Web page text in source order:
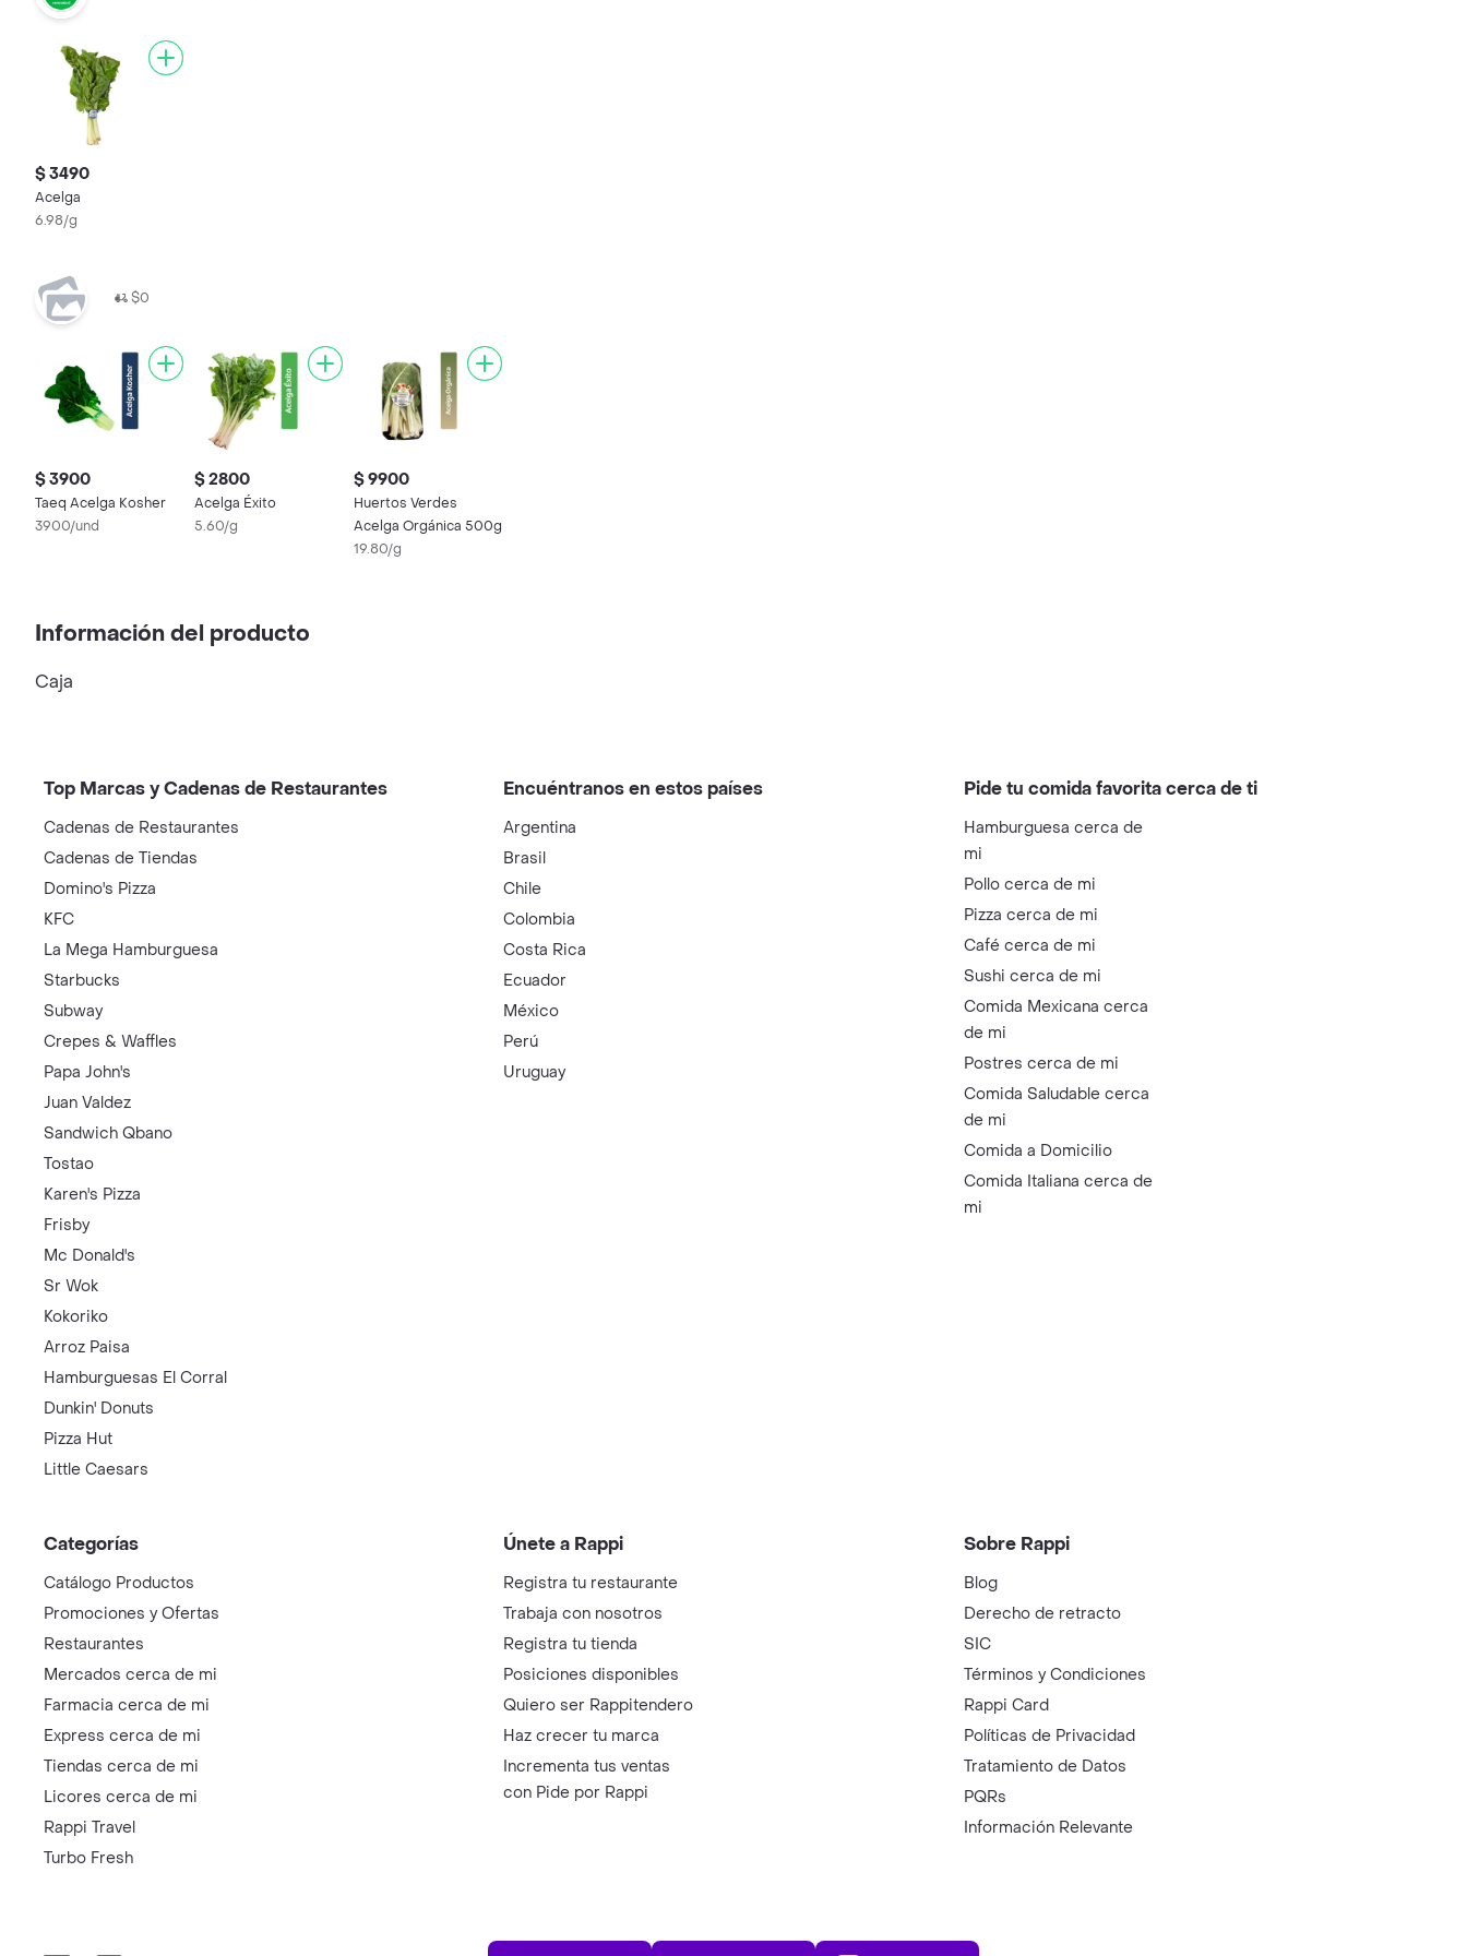
$ 3490
Acelga
6.98/g
$0
$ 3900
Taeq Acelga Kosher
3900/und
$ 2800
Acelga Éxito
5.60/g
$ 9900
Huertos Verdes
Acelga Orgánica 500g
19.80/g
Información del producto
Caja
Top Marcas y Cadenas de Restaurantes
Cadenas de Restaurantes
Cadenas de Tiendas
Domino's Pizza
KFC
La Mega Hamburguesa
Starbucks
Subway
Crepes & Waffles
Papa John's
Juan Valdez
Sandwich Qbano
Tostao
Karen's Pizza
Frisby
Mc Donald's
Sr Wok
Kokoriko
Arroz Paisa
Hamburguesas El Corral
Dunkin' Donuts
Pizza Hut
Little Caesars
Encuéntranos en estos países
Argentina
Brasil
Chile
Colombia
Costa Rica
Ecuador
México
Perú
Uruguay
Pide tu comida favorita cerca de ti
Hamburguesa cerca de
mi
Pollo cerca de mi
Pizza cerca de mi
Café cerca de mi
Sushi cerca de mi
Comida Mexicana cerca
de mi
Postres cerca de mi
Comida Saludable cerca
de mi
Comida a Domicilio
Comida Italiana cerca de
mi
Categorías
Catálogo Productos
Promociones y Ofertas
Restaurantes
Mercados cerca de mi
Farmacia cerca de mi
Express cerca de mi
Tiendas cerca de mi
Licores cerca de mi
Rappi Travel
Turbo Fresh
Únete a Rappi
Registra tu restaurante
Trabaja con nosotros
Registra tu tienda
Posiciones disponibles
Quiero ser Rappitendero
Haz crecer tu marca
Incrementa tus ventas
con Pide por Rappi
Sobre Rappi
Blog
Derecho de retracto
SIC
Términos y Condiciones
Rappi Card
Políticas de Privacidad
Tratamiento de Datos
PQRs
Información Relevante